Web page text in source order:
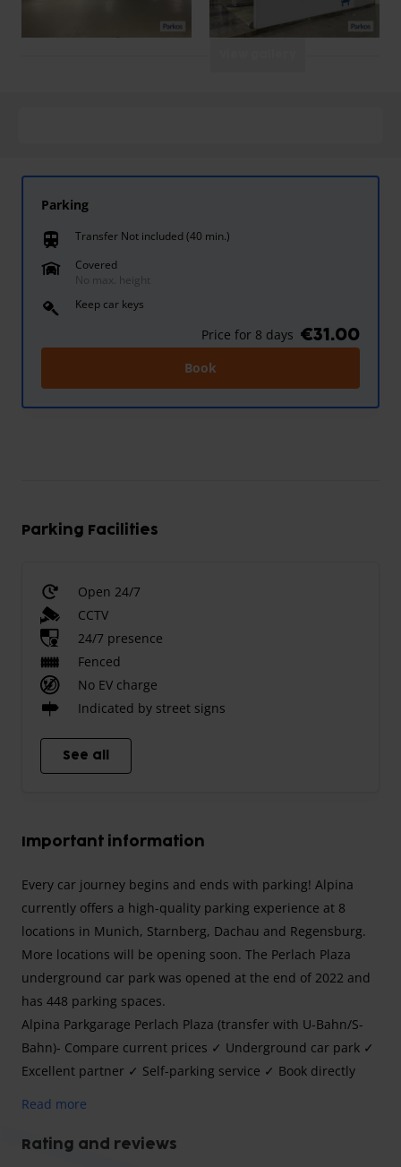
Parking
train
Transfer Not included (40 min.)
Covered
No max. height
Keep car keys
Price for 8 days €31.00
Book
Parking Facilities
Open 24/7
CCTV
24/7 presence
Fenced
No EV charge
Indicated by street signs
See all
Important information
Every car journey begins and ends with parking! Alpina
currently offers a high-quality parking experience at 8
locations in Munich, Starnberg, Dachau and Regensburg.
More locations will be opening soon. The Perlach Plaza
underground car park was opened at the end of 2022 and
has 448 parking spaces.
Alpina Parkgarage Perlach Plaza (transfer with U-Bahn/S-
Bahn)- Compare current prices ✓ Underground car park ✓
Excellent partner ✓ Self-parking service ✓ Book directly
With the Alpina Parkgarage Perlach Plaza parking facility,
Read more
Rating and reviews